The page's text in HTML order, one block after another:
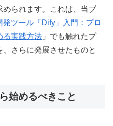
められます。これは、当ブ
発ツール「Dify」入門：プロ
る実践方法 」でも触れたプ
、さらに発展させたものと
始めるべきこと